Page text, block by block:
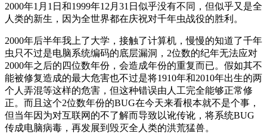
2000年1月1日和1999年12月31日似乎没有不同，但似乎又是全
人类的新生，因为全世界都在庆祝对千年虫战役的胜利。
2000年后半年我上了大学，接触了计算机，慢慢的知道了千年
虫只不过是电脑系统编码的底层漏洞，2位数的纪年无法应对
2000年之后的四位数年份，会造成年份的重复而已。假如其不
能被修复造成的最大危害也不过是将1910年和2010年出生的两
个人弄混等这样的危害，但这种错误由人工完全能够正常修
正。而且这个2位数年份的BUG在今天来看根本就不是个事，
但当年因为对互联网的不了解而导致以讹传讹，将系统BUG
传成电脑病毒，再发展到毁灭全人类的洪荒猛兽。